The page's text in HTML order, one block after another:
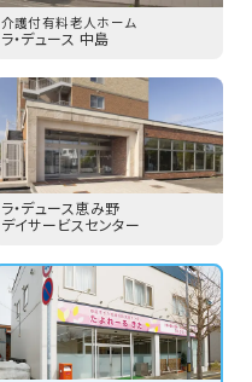
介護付有料老人ホーム
ラ・デュース 中島
ラ・デュース恵み野
デイサービスセンター